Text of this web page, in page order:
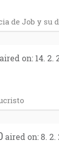
de Job y su
aired on: 14. 2.
aired on: 8. 2.